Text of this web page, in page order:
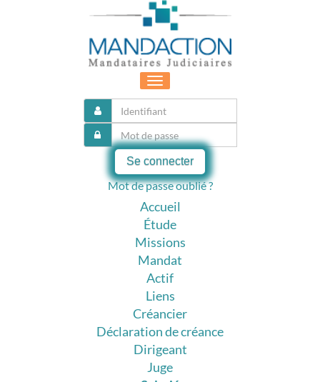
Toggle
navigation
Se connecter
Mot de passe oublié ?
Accueil
Étude
Missions
Mandat
Actif
Liens
Créancier
Déclaration de créance
Dirigeant
Juge